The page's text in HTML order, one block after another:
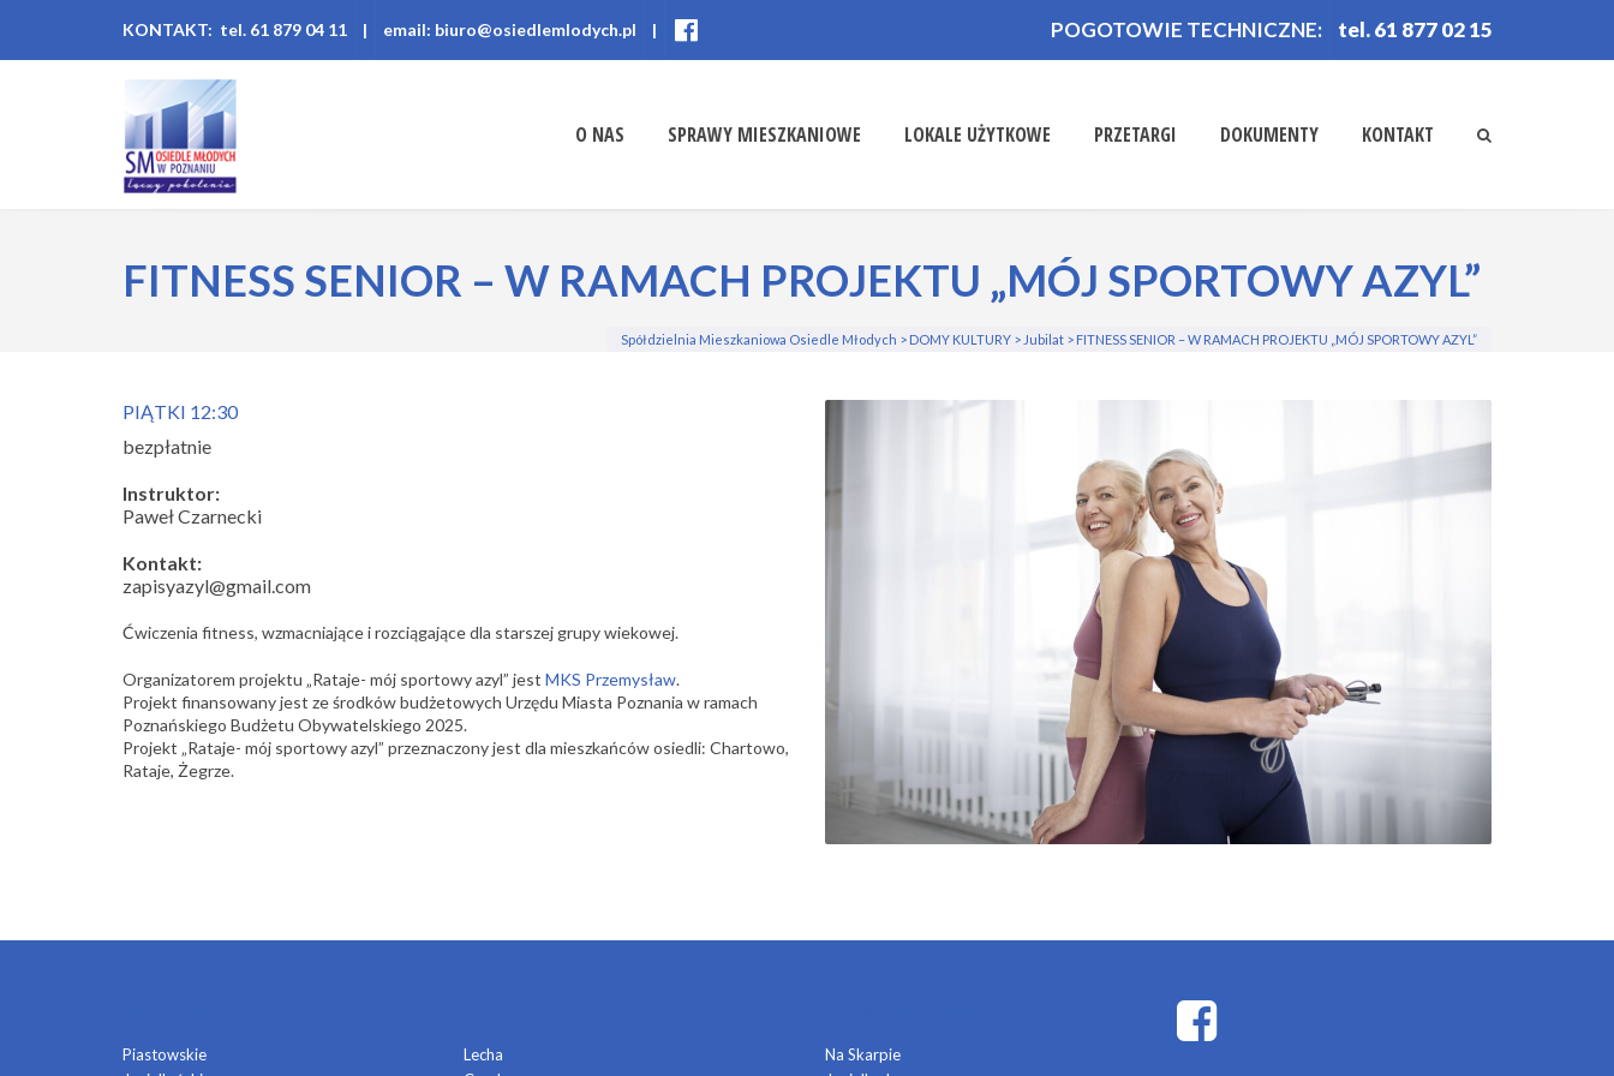
KONTAKT: tel. 61 879 04 11 | email: biuro@osiedlemlodych.pl | POGOTOWIE TECHNICZNE: tel. 61 877 02 15
O NAS SPRAWY MIESZKANIOWE LOKALE UŻYTKOWE PRZETARGI DOKUMENTY KONTAKT
FITNESS SENIOR – W RAMACH PROJEKTU „MÓJ SPORTOWY AZYL”
Spółdzielnia Mieszkaniowa Osiedle Młodych > DOMY KULTURY > Jubilat > FITNESS SENIOR – W RAMACH PROJEKTU „MÓJ SPORTOWY AZYL”
PIĄTKI 12:30
bezpłatnie
Instruktor:
Paweł Czarnecki
Kontakt:
zapisyazyl@gmail.com
Ćwiczenia fitness, wzmacniające i rozciągające dla starszej grupy wiekowej.
Organizatorem projektu „Rataje- mój sportowy azyl” jest MKS Przemysław.
Projekt finansowany jest ze środków budżetowych Urzędu Miasta Poznania w ramach
Poznańskiego Budżetu Obywatelskiego 2025.
Projekt „Rataje- mój sportowy azyl” przeznaczony jest dla mieszkańców osiedli: Chartowo,
Rataje, Żegrze.
Piastowskie
Lecha
Na Skarpie